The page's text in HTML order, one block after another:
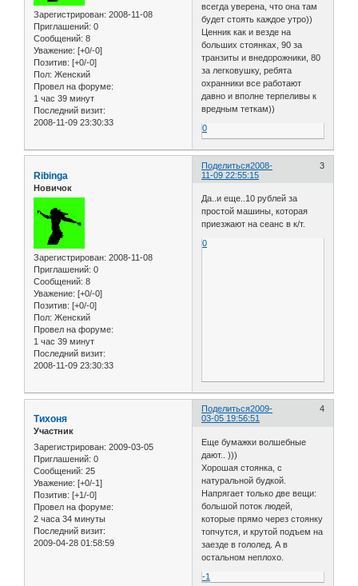
Зарегистрирован: 2008-11-08
Приглашений: 0
Сообщений: 8
Уважение: [+0/-0]
Позитив: [+0/-0]
Пол: Женский
Провел на форуме:
1 час 39 минут
Последний визит:
2008-11-09 23:30:33
всегда уверена, что она там
будет стоять каждое утро))
Ценник как и везде на
больших стоянках, 90 за
транзиты и внедорожники, 80
за легковушку, ребята
охранники все работают
давно и вполне терпеливы к
вредным теткам))
0
Поделиться 3
2008-
11-09 22:55:15
Ribinga
Новичок
Зарегистрирован: 2008-11-08
Приглашений: 0
Сообщений: 8
Уважение: [+0/-0]
Позитив: [+0/-0]
Пол: Женский
Провел на форуме:
1 час 39 минут
Последний визит:
2008-11-09 23:30:33
Да..и еще..10 рублей за
простой машины, которая
приезжают на сеанс в к/т.
0
Поделиться 4
2009-
03-05 19:56:51
Тихоня
Участник
Зарегистрирован: 2009-03-05
Приглашений: 0
Сообщений: 25
Уважение: [+0/-1]
Позитив: [+1/-0]
Провел на форуме:
2 часа 34 минуты
Последний визит:
2009-04-28 01:58:59
Еще бумажки волшебные
дают.. )))
Хорошая стоянка, с
натуральной будкой.
Напрягает только две вещи:
большой поток людей,
которые прямо через стоянку
топчутся, и крутой подъем на
заезде в гололед. А в
остальном неплохо.
-1